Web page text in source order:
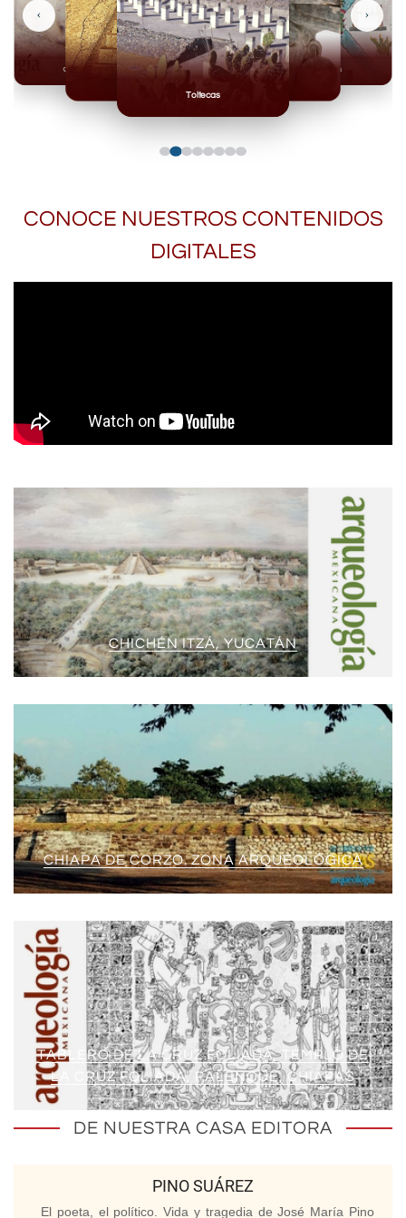
Toltecas
Mexicas
Olmecas
‹ ›
CONOCE NUESTROS CONTENIDOS
DIGITALES
CHICHÉN ITZÁ, YUCATÁN
CHIAPA DE CORZO. ZONA ARQUEOLÓGICA
TABLERO DE LA CRUZ FOLIADA, TEMPLO DE
LA CRUZ FOLIADA, PALENQUE, CHIAPAS
DE NUESTRA CASA EDITORA
PINO SUÁREZ
El poeta, el político. Vida y tragedia de José María Pino